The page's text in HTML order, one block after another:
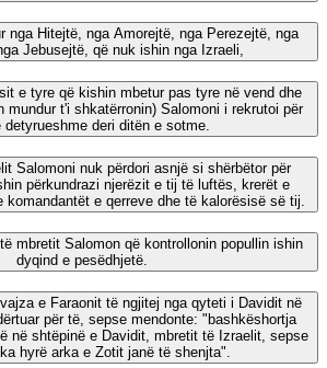
nga Hitejtë, nga Amorejtë, nga Perezejtë, nga
Jebusejtë, që nuk ishin nga Izraeli,
e tyre që kishin mbetur pas tyre në vend dhe
mundur t'i shkatërronin) Salomoni i rekrutoi për
detyrueshme deri ditën e sotme.
Salomoni nuk përdori asnjë si shërbëtor për
përkundrazi njerëzit e tij të luftës, krerët e
komandantët e qerreve dhe të kalorësisë së tij.
mbretit Salomon që kontrollonin popullin ishin
dyqind e pesëdhjetë.
e Faraonit të ngjitej nga qyteti i Davidit në
për të, sepse mendonte: "bashkëshortja
në shtëpinë e Davidit, mbretit të Izraelit, sepse
hyrë arka e Zotit janë të shenjta".